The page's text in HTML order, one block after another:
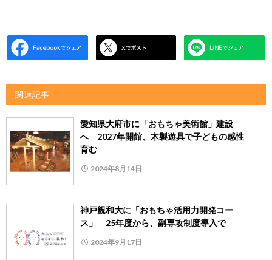
関連記事
愛知県大府市に「おもちゃ美術館」建設
へ 2027年開館、木製遊具で子どもの感性
育む
2024年8月14日
神戸親和大に「おもちゃ活用力開発コー
ス」 25年度から、副専攻制度導入で
2024年9月17日